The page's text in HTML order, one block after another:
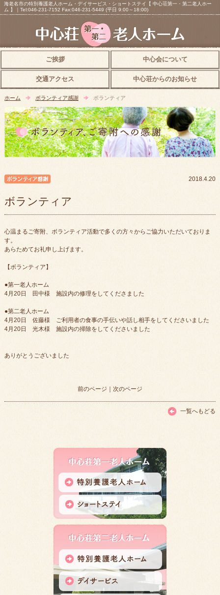
海老名市の特別養護老人ホーム・デイサービス・ショートステイ【 中心荘第一・第二老人ホー
ム 】｜Tel:046-231-7152 Fax:046-231-5449 (平日 9:00～18:00)
ご挨拶 中心会について
交通アクセス 中心荘からのお知らせ
ホーム ボランティア感謝 ボランティア
2018.4.20
ボランティア
心温まるご寄附、ボランティア活動で多くの方々からご協力いただいておりま
す。
あらためてお礼申し上げます。
【ボランティア】
●第一老人ホーム
4月20日 田中様 施設内の修理をしてくださました
●第二老人ホーム
4月20日 佐藤様 ご利用者の食事の手伝いや話し相手をしてくださいました
4月20日 光木様 施設内の掃除をしてくださいました
ありがとうございました
前のページ ｜ 次のページ
一覧へもどる